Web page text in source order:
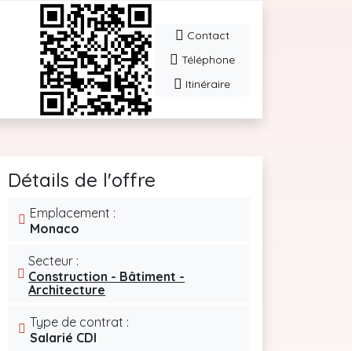
Contact
Téléphone
Itinéraire
Détails de l'offre
Emplacement :
Monaco
Secteur :
Construction - Bâtiment -
Architecture
Type de contrat :
Salarié CDI